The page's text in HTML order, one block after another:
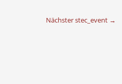
Nächster stec_event →